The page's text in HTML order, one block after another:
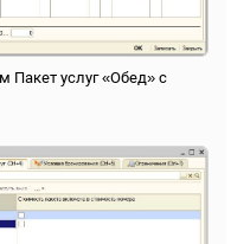
Пакет услуг «Обед» с